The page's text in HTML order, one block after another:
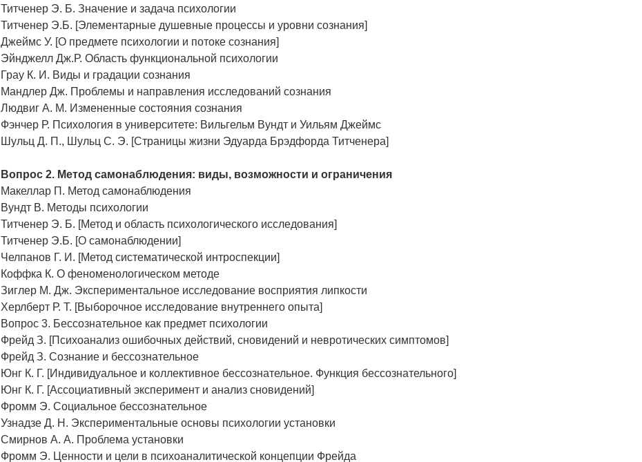
Титченер Э. Б. Значение и задача психологии
Титченер Э.Б. [Элементарные душевные процессы и уровни сознания]
Джеймс У. [О предмете психологии и потоке сознания]
Эйнджелл Дж.Р. Область функциональной психологии
Грау К. И. Виды и градации сознания
Мандлер Дж. Проблемы и направления исследований сознания
Людвиг А. М. Измененные состояния сознания
Фэнчер Р. Психология в университете: Вильгельм Вундт и Уильям Джеймс
Шульц Д. П., Шульц С. Э. [Страницы жизни Эдуарда Брэдфорда Титченера]
Вопрос 2. Метод самонаблюдения: виды, возможности и ограничения
Макеллар П. Метод самонаблюдения
Вундт В. Методы психологии
Титченер Э. Б. [Метод и область психологического исследования]
Титченер Э.Б. [О самонаблюдении]
Челпанов Г. И. [Метод систематической интроспекции]
Коффка К. О феноменологическом методе
Зиглер М. Дж. Экспериментальное исследование восприятия липкости
Херлберт Р. Т. [Выборочное исследование внутреннего опыта]
Вопрос 3. Бессознательное как предмет психологии
Фрейд З. [Психоанализ ошибочных действий, сновидений и невротических симптомов]
Фрейд З. Сознание и бессознательное
Юнг К. Г. [Индивидуальное и коллективное бессознательное. Функция бессознательного]
Юнг К. Г. [Ассоциативный эксперимент и анализ сновидений]
Фромм Э. Социальное бессознательное
Узнадзе Д. Н. Экспериментальные основы психологии установки
Смирнов А. А. Проблема установки
Фромм Э. Ценности и цели в психоаналитической концепции Фрейда